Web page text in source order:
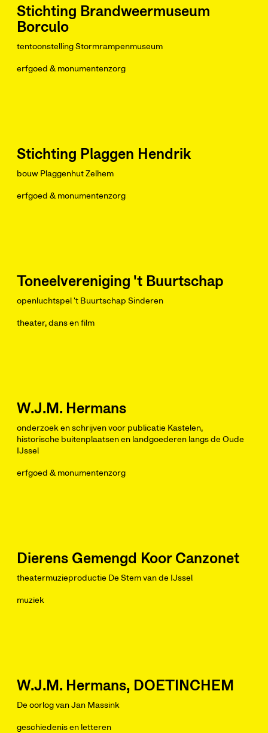
Stichting Brandweermuseum
Borculo
tentoonstelling Stormrampenmuseum
erfgoed & monumentenzorg
Stichting Plaggen Hendrik
bouw Plaggenhut Zelhem
erfgoed & monumentenzorg
Toneelvereniging 't Buurtschap
openluchtspel 't Buurtschap Sinderen
theater, dans en film
W.J.M. Hermans
onderzoek en schrijven voor publicatie Kastelen,
historische buitenplaatsen en landgoederen langs de Oude
IJssel
erfgoed & monumentenzorg
Dierens Gemengd Koor Canzonet
theatermuzieproductie De Stem van de IJssel
muziek
W.J.M. Hermans, DOETINCHEM
De oorlog van Jan Massink
geschiedenis en letteren